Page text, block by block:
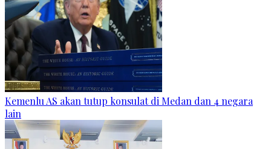
Kemenlu AS akan tutup konsulat di Medan dan 4 negara
lain